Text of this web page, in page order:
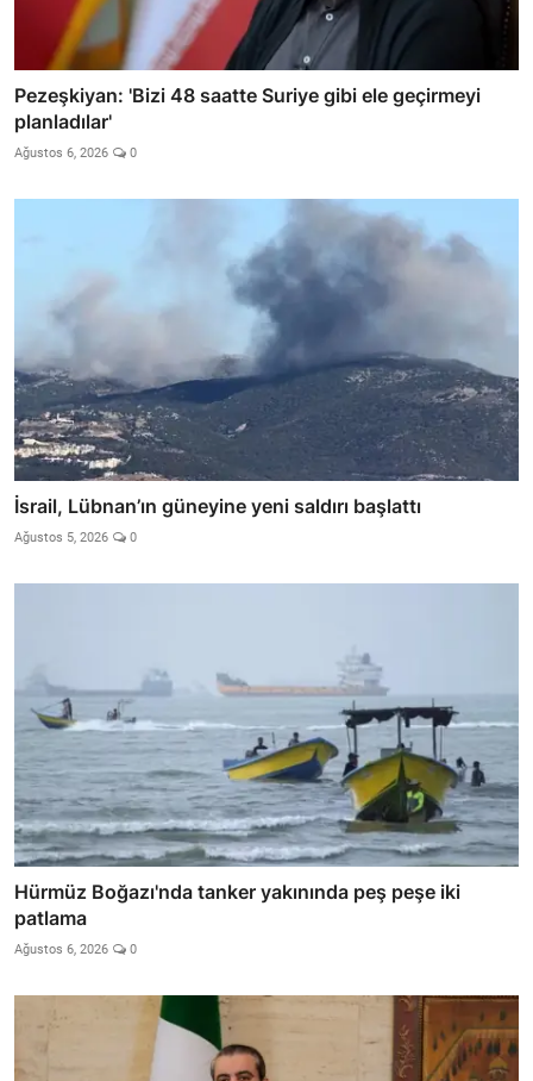
Pezeşkiyan: 'Bizi 48 saatte Suriye gibi ele geçirmeyi
planladılar'
Ağustos 6, 2026 0
İsrail, Lübnan’ın güneyine yeni saldırı başlattı
Ağustos 5, 2026 0
Hürmüz Boğazı'nda tanker yakınında peş peşe iki
patlama
Ağustos 6, 2026 0